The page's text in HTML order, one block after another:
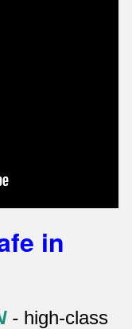
in
- high-class